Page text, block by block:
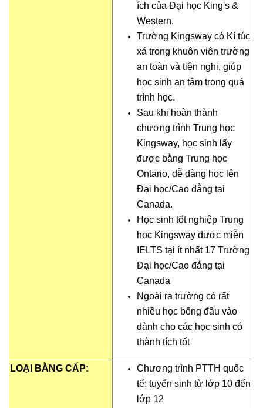
ích của Đại học King's &
Western.
Trường Kingsway có Kí túc
xá trong khuôn viên trường
an toàn và tiện nghi, giúp
học sinh an tâm trong quá
trình học.
Sau khi hoàn thành
chương trình Trung học
Kingsway, học sinh lấy
được bằng Trung học
Ontario, dễ dàng học lên
Đại học/Cao đẳng tại
Canada.
Học sinh tốt nghiệp Trung
học Kingsway được miễn
IELTS tại ít nhất 17 Trường
Đại học/Cao đẳng tại
Canada
Ngoài ra trường có rất
nhiều học bổng đầu vào
dành cho các học sinh có
thành tích tốt
LOẠI BẰNG CẤP:
Chương trình PTTH quốc
tế: tuyển sinh từ lớp 10 đến
lớp 12